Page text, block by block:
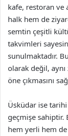
kafe, restoran ve
halk hem de
semtin çeşitli
takvimleri
sunulmaktadır.
olarak değil,
öne çıkmasını
Üsküdar ise
geçmişe sahiptir.
hem yerli hem